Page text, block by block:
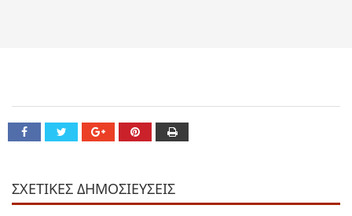
ΣΧΕΤΙΚΕΣ ΔΗΜΟΣΙΕΥΣΕΙΣ